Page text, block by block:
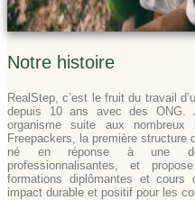
Notre histoire
RealStep, c’est le fruit du travail
depuis 10 ans avec des ONG.
organisme suite aux
Freepackers, la première
né en réponse à une
professionnalisantes, et
formations diplômantes et cours
impact durable et positif pour les